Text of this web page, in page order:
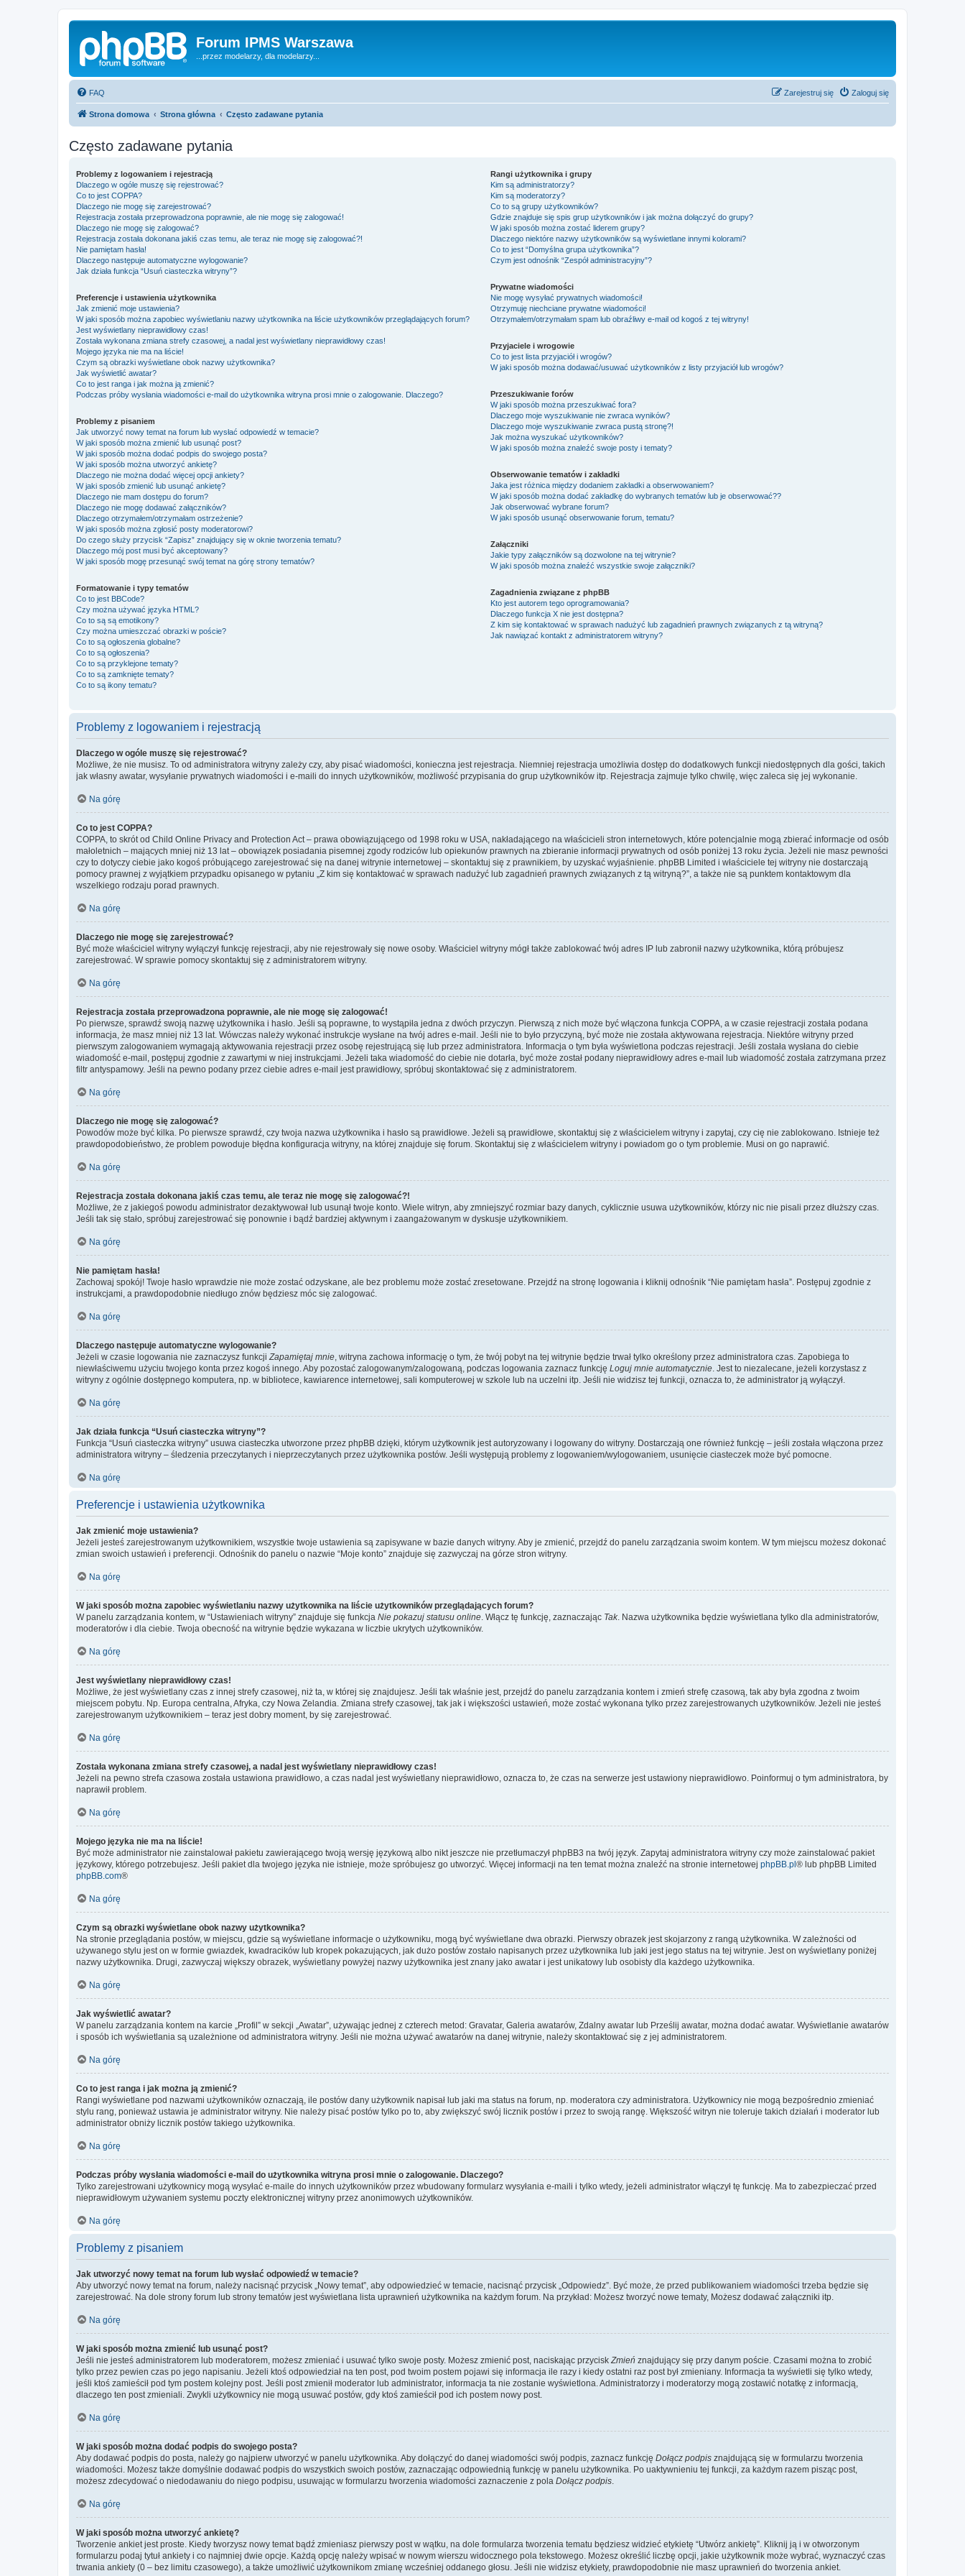
Forum IPMS Warszawa
...przez modelarzy, dla modelarzy...
FAQ Zaloguj się
Zarejestruj się
Strona domowa Strona główna Często zadawane pytania
Często zadawane pytania
Problemy z logowaniem i rejestracją
Dlaczego w ogóle muszę się rejestrować?
Co to jest COPPA?
Dlaczego nie mogę się zarejestrować?
Rejestracja została przeprowadzona poprawnie, ale nie mogę się zalogować!
Dlaczego nie mogę się zalogować?
Rejestracja została dokonana jakiś czas temu, ale teraz nie mogę się zalogować?!
Nie pamiętam hasła!
Dlaczego następuje automatyczne wylogowanie?
Jak działa funkcja “Usuń ciasteczka witryny”?
Preferencje i ustawienia użytkownika
Jak zmienić moje ustawienia?
W jaki sposób można zapobiec wyświetlaniu nazwy użytkownika na liście użytkowników przeglądających forum?
Jest wyświetlany nieprawidłowy czas!
Została wykonana zmiana strefy czasowej, a nadal jest wyświetlany nieprawidłowy czas!
Mojego języka nie ma na liście!
Czym są obrazki wyświetlane obok nazwy użytkownika?
Jak wyświetlić awatar?
Co to jest ranga i jak można ją zmienić?
Podczas próby wysłania wiadomości e-mail do użytkownika witryna prosi mnie o zalogowanie. Dlaczego?
Problemy z pisaniem
Jak utworzyć nowy temat na forum lub wysłać odpowiedź w temacie?
W jaki sposób można zmienić lub usunąć post?
W jaki sposób można dodać podpis do swojego posta?
W jaki sposób można utworzyć ankietę?
Dlaczego nie można dodać więcej opcji ankiety?
W jaki sposób zmienić lub usunąć ankietę?
Dlaczego nie mam dostępu do forum?
Dlaczego nie mogę dodawać załączników?
Dlaczego otrzymałem/otrzymałam ostrzeżenie?
W jaki sposób można zgłosić posty moderatorowi?
Do czego służy przycisk “Zapisz” znajdujący się w oknie tworzenia tematu?
Dlaczego mój post musi być akceptowany?
W jaki sposób mogę przesunąć swój temat na górę strony tematów?
Formatowanie i typy tematów
Co to jest BBCode?
Czy można używać języka HTML?
Co to są są emotikony?
Czy można umieszczać obrazki w poście?
Co to są ogłoszenia globalne?
Co to są ogłoszenia?
Co to są przyklejone tematy?
Co to są zamknięte tematy?
Co to są ikony tematu?
Rangi użytkownika i grupy
Kim są administratorzy?
Kim są moderatorzy?
Co to są grupy użytkowników?
Gdzie znajduje się spis grup użytkowników i jak można dołączyć do grupy?
W jaki sposób można zostać liderem grupy?
Dlaczego niektóre nazwy użytkowników są wyświetlane innymi kolorami?
Co to jest “Domyślna grupa użytkownika”?
Czym jest odnośnik “Zespół administracyjny”?
Prywatne wiadomości
Nie mogę wysyłać prywatnych wiadomości!
Otrzymuję niechciane prywatne wiadomości!
Otrzymałem/otrzymałam spam lub obraźliwy e-mail od kogoś z tej witryny!
Przyjaciele i wrogowie
Co to jest lista przyjaciół i wrogów?
W jaki sposób można dodawać/usuwać użytkowników z listy przyjaciół lub wrogów?
Przeszukiwanie forów
W jaki sposób można przeszukiwać fora?
Dlaczego moje wyszukiwanie nie zwraca wyników?
Dlaczego moje wyszukiwanie zwraca pustą stronę?!
Jak można wyszukać użytkowników?
W jaki sposób można znaleźć swoje posty i tematy?
Obserwowanie tematów i zakładki
Jaka jest różnica między dodaniem zakładki a obserwowaniem?
W jaki sposób można dodać zakładkę do wybranych tematów lub je obserwować??
Jak obserwować wybrane forum?
W jaki sposób usunąć obserwowanie forum, tematu?
Załączniki
Jakie typy załączników są dozwolone na tej witrynie?
W jaki sposób można znaleźć wszystkie swoje załączniki?
Zagadnienia związane z phpBB
Kto jest autorem tego oprogramowania?
Dlaczego funkcja X nie jest dostępna?
Z kim się kontaktować w sprawach nadużyć lub zagadnień prawnych związanych z tą witryną?
Jak nawiązać kontakt z administratorem witryny?
Problemy z logowaniem i rejestracją
Dlaczego w ogóle muszę się rejestrować?
Możliwe, że nie musisz. To od administratora witryny zależy czy, aby pisać wiadomości, konieczna jest rejestracja. Niemniej rejestracja umożliwia dostęp do dodatkowych funkcji niedostępnych dla gości, takich
jak własny awatar, wysyłanie prywatnych wiadomości i e-maili do innych użytkowników, możliwość przypisania do grup użytkowników itp. Rejestracja zajmuje tylko chwilę, więc zaleca się jej wykonanie.
Na górę
Co to jest COPPA?
COPPA, to skrót od Child Online Privacy and Protection Act – prawa obowiązującego od 1998 roku w USA, nakładającego na właścicieli stron internetowych, które potencjalnie mogą zbierać informacje od osób
małoletnich – mających mniej niż 13 lat – obowiązek posiadania pisemnej zgody rodziców lub opiekunów prawnych na zbieranie informacji prywatnych od osób poniżej 13 roku życia. Jeżeli nie masz pewności
czy to dotyczy ciebie jako kogoś próbującego zarejestrować się na danej witrynie internetowej – skontaktuj się z prawnikiem, by uzyskać wyjaśnienie. phpBB Limited i właściciele tej witryny nie dostarczają
pomocy prawnej z wyjątkiem przypadku opisanego w pytaniu „Z kim się kontaktować w sprawach nadużyć lub zagadnień prawnych związanych z tą witryną?”, a także nie są punktem kontaktowym dla
wszelkiego rodzaju porad prawnych.
Na górę
Dlaczego nie mogę się zarejestrować?
Być może właściciel witryny wyłączył funkcję rejestracji, aby nie rejestrowały się nowe osoby. Właściciel witryny mógł także zablokować twój adres IP lub zabronił nazwy użytkownika, którą próbujesz
zarejestrować. W sprawie pomocy skontaktuj się z administratorem witryny.
Na górę
Rejestracja została przeprowadzona poprawnie, ale nie mogę się zalogować!
Po pierwsze, sprawdź swoją nazwę użytkownika i hasło. Jeśli są poprawne, to wystąpiła jedna z dwóch przyczyn. Pierwszą z nich może być włączona funkcja COPPA, a w czasie rejestracji została podana
informacja, że masz mniej niż 13 lat. Wówczas należy wykonać instrukcje wysłane na twój adres e-mail. Jeśli nie to było przyczyną, być może nie została aktywowana rejestracja. Niektóre witryny przed
pierwszym zalogowaniem wymagają aktywowania rejestracji przez osobę rejestrującą się lub przez administratora. Informacja o tym była wyświetlona podczas rejestracji. Jeśli została wysłana do ciebie
wiadomość e-mail, postępuj zgodnie z zawartymi w niej instrukcjami. Jeżeli taka wiadomość do ciebie nie dotarła, być może został podany nieprawidłowy adres e-mail lub wiadomość została zatrzymana przez
filtr antyspamowy. Jeśli na pewno podany przez ciebie adres e-mail jest prawidłowy, spróbuj skontaktować się z administratorem.
Na górę
Dlaczego nie mogę się zalogować?
Powodów może być kilka. Po pierwsze sprawdź, czy twoja nazwa użytkownika i hasło są prawidłowe. Jeżeli są prawidłowe, skontaktuj się z właścicielem witryny i zapytaj, czy cię nie zablokowano. Istnieje też
prawdopodobieństwo, że problem powoduje błędna konfiguracja witryny, na której znajduje się forum. Skontaktuj się z właścicielem witryny i powiadom go o tym problemie. Musi on go naprawić.
Na górę
Rejestracja została dokonana jakiś czas temu, ale teraz nie mogę się zalogować?!
Możliwe, że z jakiegoś powodu administrator dezaktywował lub usunął twoje konto. Wiele witryn, aby zmniejszyć rozmiar bazy danych, cyklicznie usuwa użytkowników, którzy nic nie pisali przez dłuższy czas.
Jeśli tak się stało, spróbuj zarejestrować się ponownie i bądź bardziej aktywnym i zaangażowanym w dyskusje użytkownikiem.
Na górę
Nie pamiętam hasła!
Zachowaj spokój! Twoje hasło wprawdzie nie może zostać odzyskane, ale bez problemu może zostać zresetowane. Przejdź na stronę logowania i kliknij odnośnik “Nie pamiętam hasła”. Postępuj zgodnie z
instrukcjami, a prawdopodobnie niedługo znów będziesz móc się zalogować.
Na górę
Dlaczego następuje automatyczne wylogowanie?
Jeżeli w czasie logowania nie zaznaczysz funkcji Zapamiętaj mnie , witryna zachowa informację o tym, że twój pobyt na tej witrynie będzie trwał tylko określony przez administratora czas. Zapobiega to
niewłaściwemu użyciu twojego konta przez kogoś innego. Aby pozostać zalogowanym/zalogowaną, podczas logowania zaznacz funkcję Loguj mnie automatycznie . Jest to niezalecane, jeżeli korzystasz z
witryny z ogólnie dostępnego komputera, np. w bibliotece, kawiarence internetowej, sali komputerowej w szkole lub na uczelni itp. Jeśli nie widzisz tej funkcji, oznacza to, że administrator ją wyłączył.
Na górę
Jak działa funkcja “Usuń ciasteczka witryny”?
Funkcja “Usuń ciasteczka witryny” usuwa ciasteczka utworzone przez phpBB dzięki, którym użytkownik jest autoryzowany i logowany do witryny. Dostarczają one również funkcję – jeśli została włączona przez
administratora witryny – śledzenia przeczytanych i nieprzeczytanych przez użytkownika postów. Jeśli występują problemy z logowaniem/wylogowaniem, usunięcie ciasteczek może być pomocne.
Na górę
Preferencje i ustawienia użytkownika
Jak zmienić moje ustawienia?
Jeżeli jesteś zarejestrowanym użytkownikiem, wszystkie twoje ustawienia są zapisywane w bazie danych witryny. Aby je zmienić, przejdź do panelu zarządzania swoim kontem. W tym miejscu możesz dokonać
zmian swoich ustawień i preferencji. Odnośnik do panelu o nazwie “Moje konto” znajduje się zazwyczaj na górze stron witryny.
Na górę
W jaki sposób można zapobiec wyświetlaniu nazwy użytkownika na liście użytkowników przeglądających forum?
W panelu zarządzania kontem, w “Ustawieniach witryny” znajduje się funkcja Nie pokazuj statusu online . Włącz tę funkcję, zaznaczając Tak. Nazwa użytkownika będzie wyświetlana tylko dla administratorów,
moderatorów i dla ciebie. Twoja obecność na witrynie będzie wykazana w liczbie ukrytych użytkowników.
Na górę
Jest wyświetlany nieprawidłowy czas!
Możliwe, że jest wyświetlany czas z innej strefy czasowej, niż ta, w której się znajdujesz. Jeśli tak właśnie jest, przejdź do panelu zarządzania kontem i zmień strefę czasową, tak aby była zgodna z twoim
miejscem pobytu. Np. Europa centralna, Afryka, czy Nowa Zelandia. Zmiana strefy czasowej, tak jak i większości ustawień, może zostać wykonana tylko przez zarejestrowanych użytkowników. Jeżeli nie jesteś
zarejestrowanym użytkownikiem – teraz jest dobry moment, by się zarejestrować.
Na górę
Została wykonana zmiana strefy czasowej, a nadal jest wyświetlany nieprawidłowy czas!
Jeżeli na pewno strefa czasowa została ustawiona prawidłowo, a czas nadal jest wyświetlany nieprawidłowo, oznacza to, że czas na serwerze jest ustawiony nieprawidłowo. Poinformuj o tym administratora, by
naprawił problem.
Na górę
Mojego języka nie ma na liście!
Być może administrator nie zainstalował pakietu zawierającego twoją wersję językową albo nikt jeszcze nie przetłumaczył phpBB3 na twój język. Zapytaj administratora witryny czy może zainstalować pakiet
językowy, którego potrzebujesz. Jeśli pakiet dla twojego języka nie istnieje, może spróbujesz go utworzyć. Więcej informacji na ten temat można znaleźć na stronie internetowej phpBB.pl® lub phpBB Limited
phpBB.com®
Na górę
Czym są obrazki wyświetlane obok nazwy użytkownika?
Na stronie przeglądania postów, w miejscu, gdzie są wyświetlane informacje o użytkowniku, mogą być wyświetlane dwa obrazki. Pierwszy obrazek jest skojarzony z rangą użytkownika. W zależności od
używanego stylu jest on w formie gwiazdek, kwadracików lub kropek pokazujących, jak dużo postów zostało napisanych przez użytkownika lub jaki jest jego status na tej witrynie. Jest on wyświetlany poniżej
nazwy użytkownika. Drugi, zazwyczaj większy obrazek, wyświetlany powyżej nazwy użytkownika jest znany jako awatar i jest unikatowy lub osobisty dla każdego użytkownika.
Na górę
Jak wyświetlić awatar?
W panelu zarządzania kontem na karcie „Profil” w sekcji „Awatar”, używając jednej z czterech metod: Gravatar, Galeria awatarów, Zdalny awatar lub Prześlij awatar, można dodać awatar. Wyświetlanie awatarów
i sposób ich wyświetlania są uzależnione od administratora witryny. Jeśli nie można używać awatarów na danej witrynie, należy skontaktować się z jej administratorem.
Na górę
Co to jest ranga i jak można ją zmienić?
Rangi wyświetlane pod nazwami użytkowników oznaczają, ile postów dany użytkownik napisał lub jaki ma status na forum, np. moderatora czy administratora. Użytkownicy nie mogą bezpośrednio zmieniać
stylu rang, ponieważ ustawia je administrator witryny. Nie należy pisać postów tylko po to, aby zwiększyć swój licznik postów i przez to swoją rangę. Większość witryn nie toleruje takich działań i moderator lub
administrator obniży licznik postów takiego użytkownika.
Na górę
Podczas próby wysłania wiadomości e-mail do użytkownika witryna prosi mnie o zalogowanie. Dlaczego?
Tylko zarejestrowani użytkownicy mogą wysyłać e-maile do innych użytkowników przez wbudowany formularz wysyłania e-maili i tylko wtedy, jeżeli administrator włączył tę funkcję. Ma to zabezpieczać przed
nieprawidłowym używaniem systemu poczty elektronicznej witryny przez anonimowych użytkowników.
Na górę
Problemy z pisaniem
Jak utworzyć nowy temat na forum lub wysłać odpowiedź w temacie?
Aby utworzyć nowy temat na forum, należy nacisnąć przycisk „Nowy temat”, aby odpowiedzieć w temacie, nacisnąć przycisk „Odpowiedz”. Być może, że przed publikowaniem wiadomości trzeba będzie się
zarejestrować. Na dole strony forum lub strony tematów jest wyświetlana lista uprawnień użytkownika na każdym forum. Na przykład: Możesz tworzyć nowe tematy, Możesz dodawać załączniki itp.
Na górę
W jaki sposób można zmienić lub usunąć post?
Jeśli nie jesteś administratorem lub moderatorem, możesz zmieniać i usuwać tylko swoje posty. Możesz zmienić post, naciskając przycisk Zmień znajdujący się przy danym poście. Czasami można to zrobić
tylko przez pewien czas po jego napisaniu. Jeżeli ktoś odpowiedział na ten post, pod twoim postem pojawi się informacja ile razy i kiedy ostatni raz post był zmieniany. Informacja ta wyświetli się tylko wtedy,
jeśli ktoś zamieścił pod tym postem kolejny post. Jeśli post zmienił moderator lub administrator, informacja ta nie zostanie wyświetlona. Administratorzy i moderatorzy mogą zostawić notatkę z informacją,
dlaczego ten post zmieniali. Zwykli użytkownicy nie mogą usuwać postów, gdy ktoś zamieścił pod ich postem nowy post.
Na górę
W jaki sposób można dodać podpis do swojego posta?
Aby dodawać podpis do posta, należy go najpierw utworzyć w panelu użytkownika. Aby dołączyć do danej wiadomości swój podpis, zaznacz funkcję Dołącz podpis znajdującą się w formularzu tworzenia
wiadomości. Możesz także domyślnie dodawać podpis do wszystkich swoich postów, zaznaczając odpowiednią funkcję w panelu użytkownika. Po uaktywnieniu tej funkcji, za każdym razem pisząc post,
możesz zdecydować o niedodawaniu do niego podpisu, usuwając w formularzu tworzenia wiadomości zaznaczenie z pola Dołącz podpis
Na górę
W jaki sposób można utworzyć ankietę?
Tworzenie ankiet jest proste. Kiedy tworzysz nowy temat bądź zmieniasz pierwszy post w wątku, na dole formularza tworzenia tematu będziesz widzieć etykietę “Utwórz ankietę”. Kliknij ją i w otworzonym
formularzu podaj tytuł ankiety i co najmniej dwie opcje. Każdą opcję należy wpisać w nowym wierszu widocznego pola tekstowego. Możesz określić liczbę opcji, jakie użytkownik może wybrać, wyznaczyć czas
trwania ankiety (0 – bez limitu czasowego), a także umożliwić użytkownikom zmianę wcześniej oddanego głosu. Jeśli nie widzisz etykiety, prawdopodobnie nie masz uprawnień do tworzenia ankiet.